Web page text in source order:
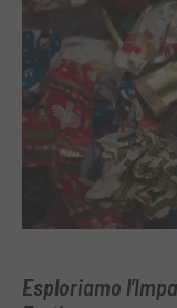
Esploriamo